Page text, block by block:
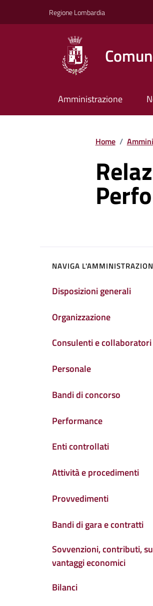
Regione Lombardia
Amministrazione
Home /
NAVIGA
Disposizioni generali
Organizzazione
Consulenti e collaboratori
Personale
Bandi di concorso
Performance
Enti controllati
Attività e procedimenti
Provvedimenti
Bandi di gara e contratti
Sovvenzioni, contributi,
vantaggi economici
Bilanci